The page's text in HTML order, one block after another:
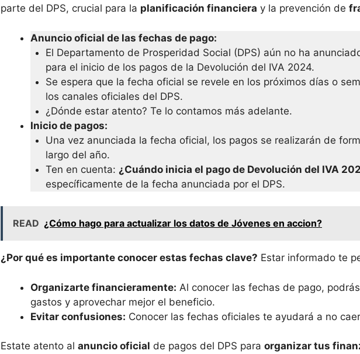
parte del DPS, crucial para la planificación financiera y la prevención de
Anuncio oficial de las fechas de pago:
El Departamento de Prosperidad Social (DPS) aún no ha
para el inicio de los pagos de la Devolución del IVA 2024.
Se espera que la fecha oficial se revele en los próximos días o
los canales oficiales del DPS.
¿Dónde estar atento? Te lo contamos más adelante.
Inicio de pagos:
Una vez anunciada la fecha oficial, los pagos se realizarán de
largo del año.
Ten en cuenta: ¿Cuándo inicia el pago de Devolución del IVA
específicamente de la fecha anunciada por el DPS.
READ ¿Cómo hago para actualizar los datos de Jóvenes en accion?
¿Por qué es importante conocer estas fechas clave? Estar informado te
Organizarte financieramente: Al conocer las fechas de pago,
gastos y aprovechar mejor el beneficio.
Evitar confusiones: Conocer las fechas oficiales te ayudará a no
Estate atento al anuncio oficial de pagos del DPS para organizar tus